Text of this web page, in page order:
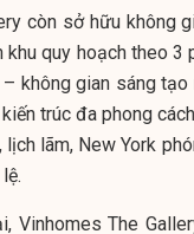
còn sở hữu không
khu quy hoạch theo
không gian sáng
trúc đa phong
lịch lãm, New York
Vinhomes The